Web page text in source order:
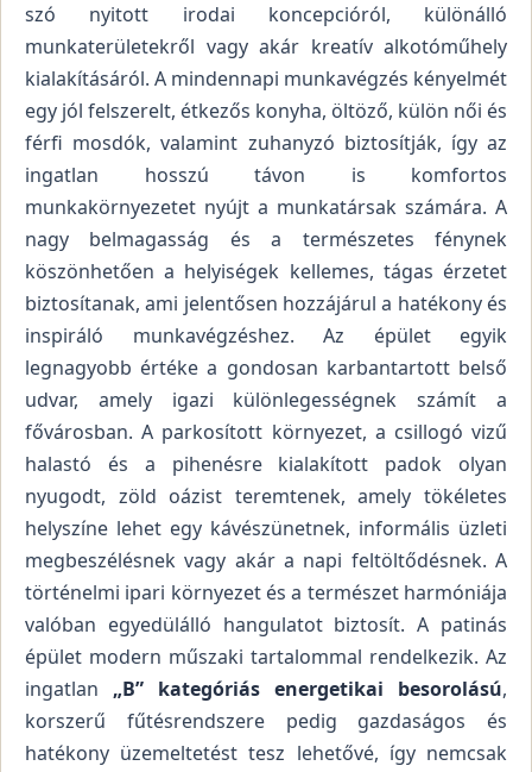
szó nyitott irodai koncepcióról, különálló
munkaterületekről vagy akár kreatív alkotóműhely
kialakításáról. A mindennapi munkavégzés kényelmét
egy jól felszerelt, étkezős konyha, öltöző, külön női és
férfi mosdók, valamint zuhanyzó biztosítják, így az
ingatlan hosszú távon is komfortos
munkakörnyezetet nyújt a munkatársak számára. A
nagy belmagasság és a természetes fénynek
köszönhetően a helyiségek kellemes, tágas érzetet
biztosítanak, ami jelentősen hozzájárul a hatékony és
inspiráló munkavégzéshez. Az épület egyik
legnagyobb értéke a gondosan karbantartott belső
udvar, amely igazi különlegességnek számít a
fővárosban. A parkosított környezet, a csillogó vizű
halastó és a pihenésre kialakított padok olyan
nyugodt, zöld oázist teremtenek, amely tökéletes
helyszíne lehet egy kávészünetnek, informális üzleti
megbeszélésnek vagy akár a napi feltöltődésnek. A
történelmi ipari környezet és a természet harmóniája
valóban egyedülálló hangulatot biztosít. A patinás
épület modern műszaki tartalommal rendelkezik. Az
ingatlan „B” kategóriás energetikai besorolású,
korszerű fűtésrendszere pedig gazdaságos és
hatékony üzemeltetést tesz lehetővé, így nemcsak